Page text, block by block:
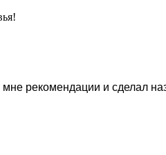
рекомендации и сделал